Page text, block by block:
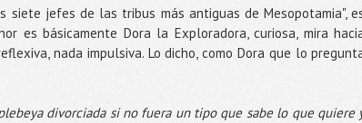
siete jefes de las tribus más antiguas de Mesopotamia",
es básicamente Dora la Exploradora, curiosa, mira
nada impulsiva. Lo dicho, como Dora que lo
divorciada si no fuera un tipo que sabe lo que quiere